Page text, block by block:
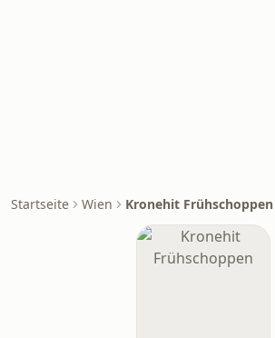
Startseite Wien Kronehit Frühschoppen